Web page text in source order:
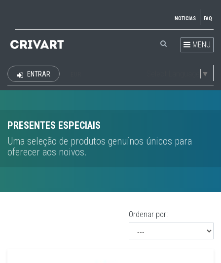
NOTICIAS FAQ
MENU
▼
ENTRAR
PRESENTES ESPECIAIS
Uma seleção de produtos genuínos únicos para
oferecer aos noivos.
Ordenar por: